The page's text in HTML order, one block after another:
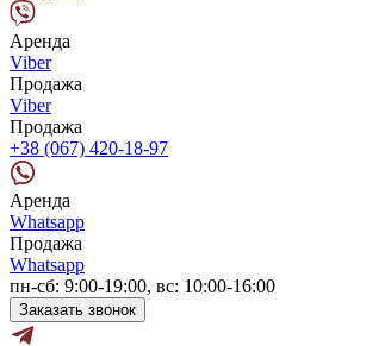
Аренда
Viber
Продажа
Viber
Продажа
+38 (067) 420-18-97
Аренда
Whatsapp
Продажа
Whatsapp
пн-сб: 9:00-19:00, вс: 10:00-16:00
Заказать звонок